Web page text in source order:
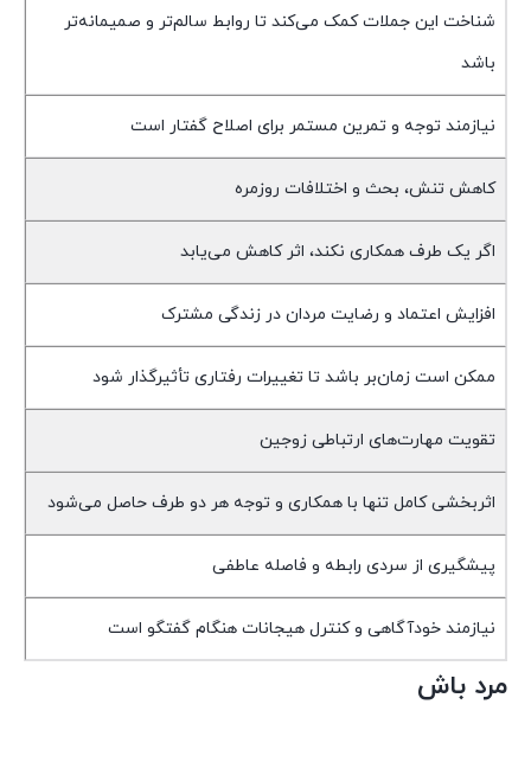
شناخت این جملات کمک می‌کند تا روابط سالم‌تر و صمیمانه‌تر
باشد
نیازمند توجه و تمرین مستمر برای اصلاح گفتار است
کاهش تنش، بحث و اختلافات روزمره
اگر یک طرف همکاری نکند، اثر کاهش می‌یابد
افزایش اعتماد و رضایت مردان در زندگی مشترک
ممکن است زمان‌بر باشد تا تغییرات رفتاری تأثیرگذار شود
تقویت مهارت‌های ارتباطی زوجین
اثربخشی کامل تنها با همکاری و توجه هر دو طرف حاصل می‌شود
پیشگیری از سردی رابطه و فاصله عاطفی
نیازمند خودآگاهی و کنترل هیجانات هنگام گفتگو است
مرد باش